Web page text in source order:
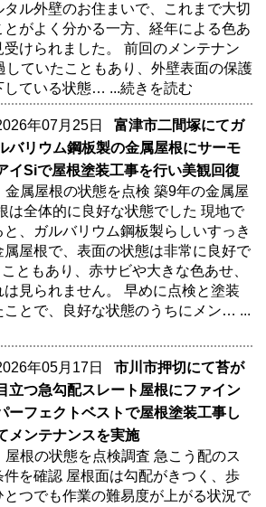
ル外壁のお住まいで、これまで大切
がよく分かる一方、経年による色あ
けられました。 前回のメンテナン
していたこともあり、外壁表面の保護
している状態… ...続きを読む
年07月25日 富津市二間塚にてガ
バリウム鋼板製の金属屋根にサーモ
イSiで屋根塗装工事を行い美観回復
金属屋根の状態を点検 築9年の金属屋
は全体的に良好な状態でした 現地で
、ガルバリウム鋼板製らしいすっき
属屋根で、表面の状態は非常に良好で
ともあり、赤サビや大きな色あせ、
見られません。 早めに点検と塗装
ことで、良好な状態のうちにメン… ...
年05月17日 市川市押切にて苔が
立つ急勾配スレート屋根にファイン
ーフェクトベストで屋根塗装工事し
メンテナンスを実施
屋根の状態を点検調査 急こう配のス
件を確認 屋根面は勾配がきつく、歩
つでも作業の難易度が上がる状況で